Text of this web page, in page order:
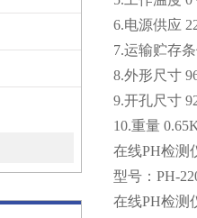
6.电源供应
7.运输贮存
8.外形尺寸
9.开孔尺寸
10.重量
在线PH检测
型号：PH-
在线PH检测